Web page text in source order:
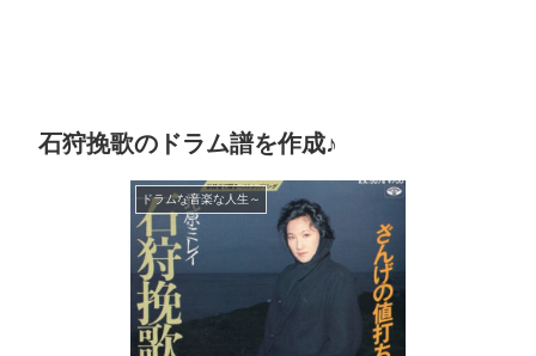
石狩挽歌のドラム譜を作成♪
ドラムな音楽な人生～